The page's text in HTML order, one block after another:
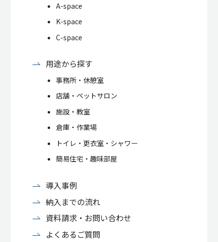
A-space
K-space
C-space
用途から探す
事務所・休憩室
店舗・ペットサロン
施設・教室
倉庫・作業場
トイレ・更衣室・シャワー
簡易住宅・趣味部屋
導入事例
納入までの流れ
資料請求・お問い合わせ
よくあるご質問